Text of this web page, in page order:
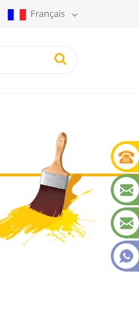
Français